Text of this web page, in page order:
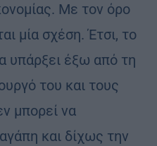
Με τον όρο
μία σχέση. Έτσι, το
υπάρξει έξω από τη
του και τους
μπορεί να
και δίχως την